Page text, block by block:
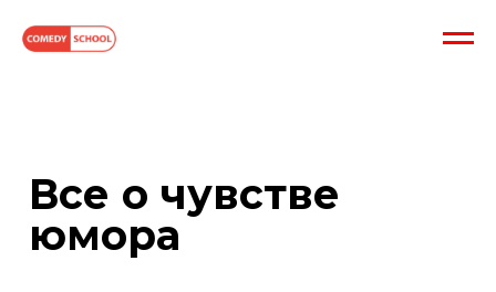
юмора
Что это такое, зачем и как